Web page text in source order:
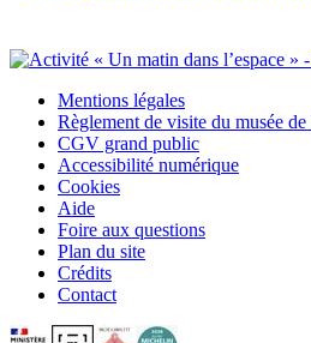
Mentions légales
Règlement de visite du musée
CGV grand public
Accessibilité numérique
Cookies
Aide
Foire aux questions
Plan du site
Crédits
Contact